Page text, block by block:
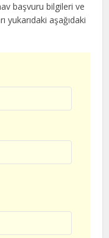
başvuru bilgileri ve
yukarıdaki aşağıdaki